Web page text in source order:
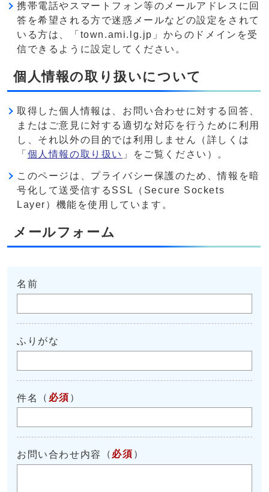
携帯電話やスマートフォン等のメールアドレスに回
答を希望される方で迷惑メールなどの設定をされて
いる方は、「town.ami.lg.jp」からのドメインを受
信できるように設定してください。
個人情報の取り扱いについて
取得した個人情報は、お問い合わせに対する回答、
またはご意見に対する適切な対応を行うために利用
し、それ以外の目的では利用しません（詳しくは
「 個人情報の取り扱い 」をご覧ください）。
このページは、プライバシー保護のため、情報を暗
号化して送受信するSSL（Secure Sockets
Layer）機能を使用しています。
メールフォーム
名前
ふりがな
件名 （ 必須 ）
お問い合わせ内容 （ 必須 ）